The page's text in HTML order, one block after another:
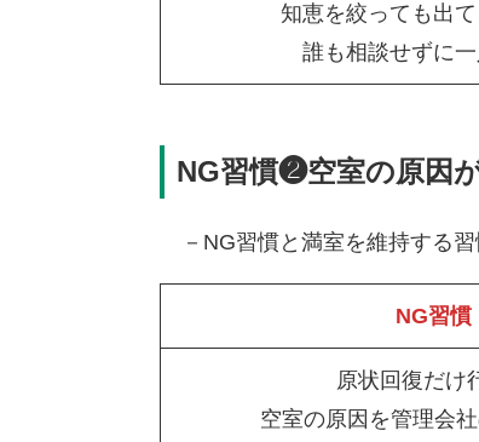
知恵を絞っても出て
誰も相談せずに
NG習慣❷空室の原因
－NG習慣と満室を維持する習
NG習慣
原状回復だけ
空室の原因を管理会